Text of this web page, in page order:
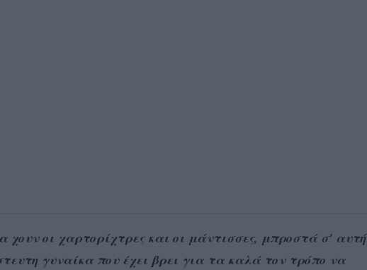
χουν οι χαρτορίχτρες και οι μάντισσες, μπροστά σ' αυτή
γυναίκα που έχει βρει για τα καλά τον τρόπο να